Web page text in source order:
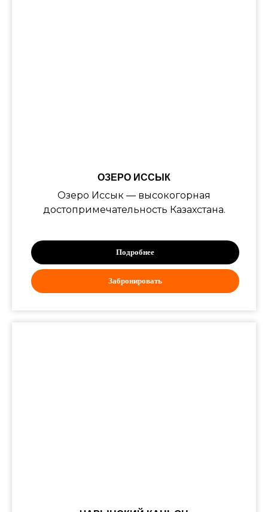
ОЗЕРО ИССЫК
Озеро Иссык — высокогорная
достопримечательность Казахстана.
Подробнее
Забронировать